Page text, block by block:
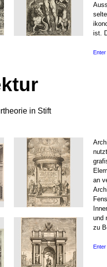
ist.
Enter
in Stift
an
und
zu
Enter